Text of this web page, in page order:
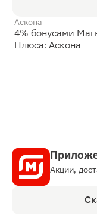
Аскона
4% бонусами
Плюса: Аскона
Акции,